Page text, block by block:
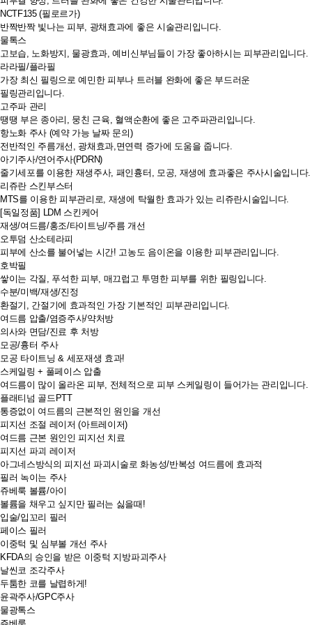
NCTF135 (필로르가)
반짝반짝 빛나는 피부, 광채효과에 좋은 시술관리입니다.
물톡스
고보습, 노화방지, 물광효과, 예비신부님들이 가장 좋아하시는 피부관리입니다.
라라필/플라필
가장 최신 필링으로 예민한 피부나 트러블 완화에 좋은 부드러운
필링관리입니다.
고주파 관리
땡땡 부은 종아리, 뭉친 근육, 혈액순환에 좋은 고주파관리입니다.
항노화 주사 (예약 가능 날짜 문의)
전반적인 주름개선, 광채효과,면연력 증가에 도움을 줍니다.
아기주사/연어주사(PDRN)
줄기세포를 이용한 재생주사, 패인흉터, 모공, 재생에 효과좋은 주사시술입니다.
리쥬란 스킨부스터
MTS를 이용한 피부관리로, 재생에 탁월한 효과가 있는 리쥬란시술입니다.
[독일정품] LDM 스킨케어
재생/여드름/홍조/타이트닝/주름 개선
오투덤 산소테라피
피부에 산소를 불어넣는 시간! 고농도 음이온을 이용한 피부관리입니다.
호박필
쌓이는 각질, 푸석한 피부, 매끄럽고 투명한 피부를 위한 필링입니다.
수분/미백/재생/진정
환절기, 간절기에 효과적인 가장 기본적인 피부관리입니다.
여드름 압출/염증주사/약처방
의사와 면담/진료 후 처방
모공/흉터 주사
모공 타이트닝 & 세포재생 효과!
스케일링 + 풀페이스 압출
여드름이 많이 올라온 피부, 전체적으로 피부 스케일링이 들어가는 관리입니다.
플래티넘 골드PTT
통증없이 여드름의 근본적인 원인을 개선
피지선 조절 레이저 (아트레이저)
여드름 근본 원인인 피지선 치료
피지선 파괴 레이저
아그네스방식의 피지선 파괴시술로 화농성/반복성 여드름에 효과적
필러 녹이는 주사
쥬베룩 볼륨/아이
볼륨을 채우고 싶지만 필러는 싫을때!
입술/입꼬리 필러
페이스 필러
이중턱 및 심부볼 개선 주사
KFDA의 승인을 받은 이중턱 지방파괴주사
날씬코 조각주사
두툼한 코를 날렵하게!
윤곽주사/GPC주사
물광톡스